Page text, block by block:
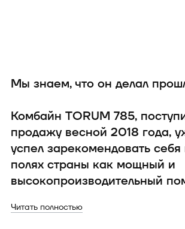
Мы знаем, что он делал
Комбайн TORUM 785,
продажу весной 2018 года,
успел зарекомендовать себя
полях страны как мощный и
высокопроизводительный
инновационные разработки,
сезон, он вполне
Читать полностью